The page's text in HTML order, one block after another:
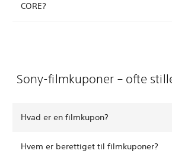
CORE?
Sony-filmkuponer – ofte
Hvad er en filmkupon?
Hvem er berettiget til filmkuponer?